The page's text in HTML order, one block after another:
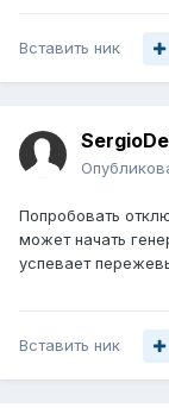
Вставить ник
Попробовать
может начать
успевает
Вставить ник